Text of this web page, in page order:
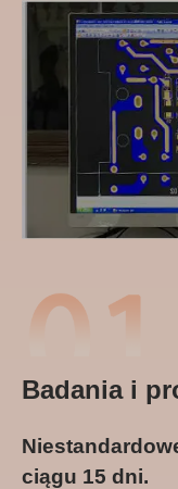
Badania i
ciągu 15 dni.